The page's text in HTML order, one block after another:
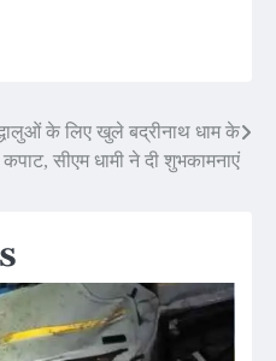
के लिए खुले बद्रीनाथ धाम के
कपाट, सीएम धामी ने दी शुभकामनाएं